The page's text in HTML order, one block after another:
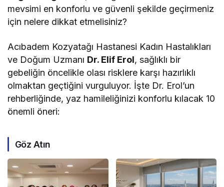
mevsimi en konforlu ve güvenli şekilde geçirmeniz
için nelere dikkat etmelisiniz?
Acıbadem Kozyatağı Hastanesi Kadın Hastalıkları
ve Doğum Uzmanı Dr. Elif Erol, sağlıklı bir
gebeliğin öncelikle olası risklere karşı hazırlıklı
olmaktan geçtiğini vurguluyor. İşte Dr. Erol’un
rehberliğinde, yaz hamileliğinizi konforlu kılacak 10
önemli öneri:
Göz Atın